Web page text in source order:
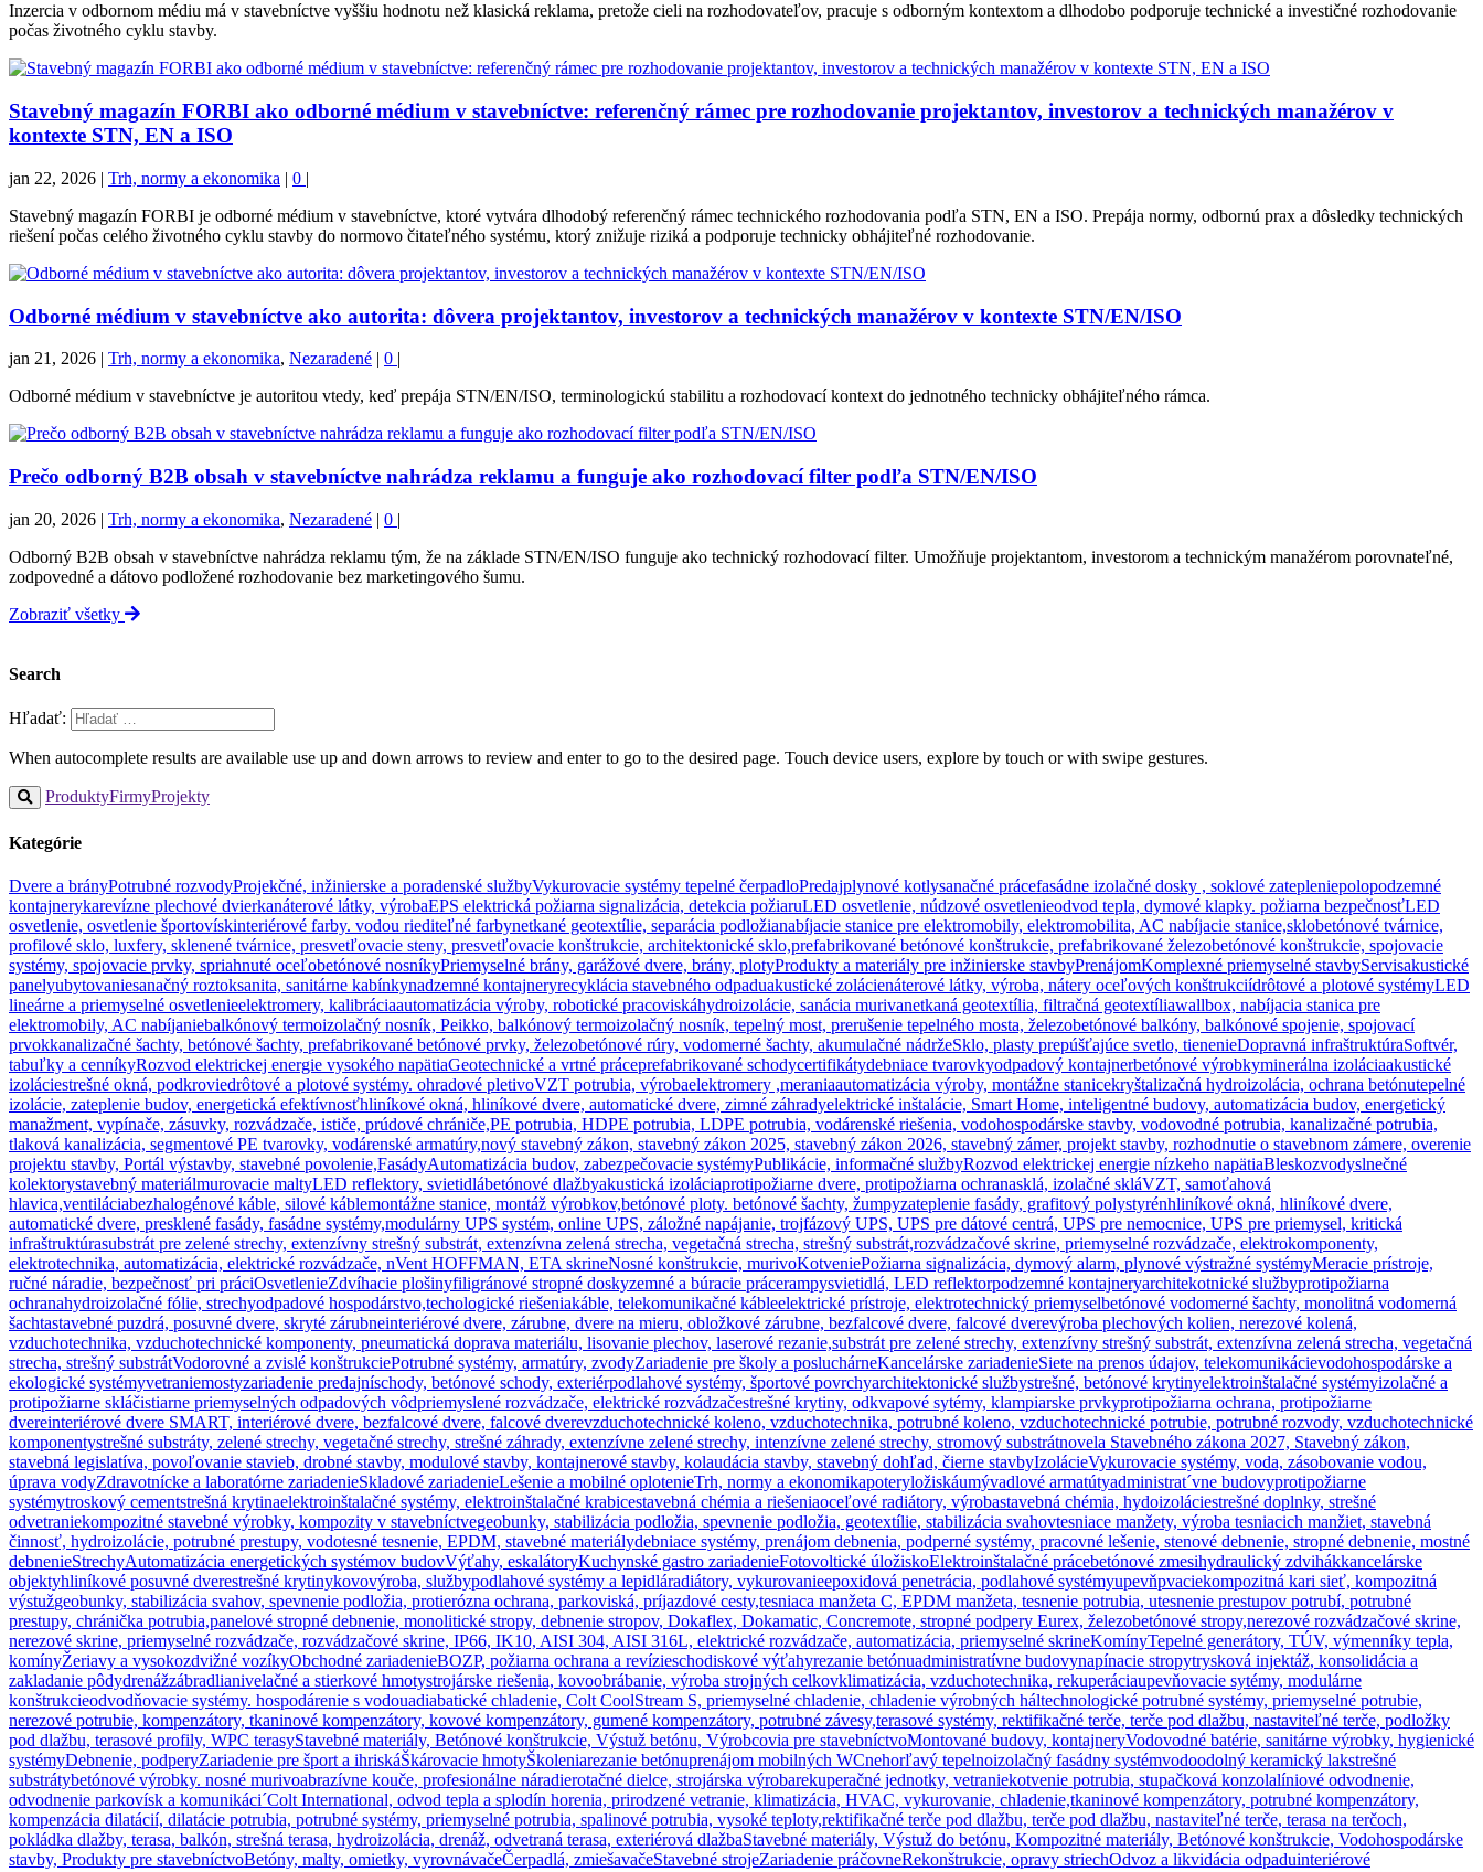
Inzercia v odbornom médiu má v stavebníctve vyššiu hodnotu než klasická reklama, pretože cieli na rozhodovateľov, pracuje s odborným kontextom a dlhodobo podporuje technické a investičné rozhodovanie
počas životného cyklu stavby.
Stavebný magazín FORBI ako odborné médium v stavebníctve: referenčný rámec pre rozhodovanie projektantov, investorov a technických manažérov v
kontexte STN, EN a ISO
jan 22, 2026 | Trh, normy a ekonomika | 0 |
Stavebný magazín FORBI je odborné médium v stavebníctve, ktoré vytvára dlhodobý referenčný rámec technického rozhodovania podľa STN, EN a ISO. Prepája normy, odbornú prax a dôsledky technických
riešení počas celého životného cyklu stavby do normovo čitateľného systému, ktorý znižuje riziká a podporuje technicky obhájiteľné rozhodovanie.
Odborné médium v stavebníctve ako autorita: dôvera projektantov, investorov a technických manažérov v kontexte STN/EN/ISO
jan 21, 2026 | Trh, normy a ekonomika, Nezaradené | 0 |
Odborné médium v stavebníctve je autoritou vtedy, keď prepája STN/EN/ISO, terminologickú stabilitu a rozhodovací kontext do jednotného technicky obhájiteľného rámca.
Prečo odborný B2B obsah v stavebníctve nahrádza reklamu a funguje ako rozhodovací filter podľa STN/EN/ISO
jan 20, 2026 | Trh, normy a ekonomika, Nezaradené | 0 |
Odborný B2B obsah v stavebníctve nahrádza reklamu tým, že na základe STN/EN/ISO funguje ako technický rozhodovací filter. Umožňuje projektantom, investorom a technickým manažérom porovnateľné,
zodpovedné a dátovo podložené rozhodovanie bez marketingového šumu.
Zobraziť všetky
Search
Hľadať:
When autocomplete results are available use up and down arrows to review and enter to go to the desired page. Touch device users, explore by touch or with swipe gestures.
ProduktyFirmyProjekty
Kategórie
Dvere a brányPotrubné rozvodyProjekčné, inžinierske a poradenské službyVykurovacie systémy tepelné čerpadloPredajplynové kotlysanačné prácefasádne izolačné dosky , soklové zatepleniepolopodzemné
kontajnerykarevízne plechové dvierkanáterové látky, výrobaEPS elektrická požiarna signalizácia, detekcia požiaruLED osvetlenie, núdzové osvetlenieodvod tepla, dymové klapky. požiarna bezpečnosťLED
osvetlenie, osvetlenie športovískinteriérové farby. vodou riediteľné farbynetkané geotextílie, separácia podložianabíjacie stanice pre elektromobily, elektromobilita, AC nabíjacie stanice,sklobetónové tvárnice,
profilové sklo, luxfery, sklenené tvárnice, presvetľovacie steny, presvetľovacie konštrukcie, architektonické sklo,prefabrikované betónové konštrukcie, prefabrikované železobetónové konštrukcie, spojovacie
systémy, spojovacie prvky, spriahnuté oceľobetónové nosníkyPriemyselné brány, garážové dvere, brány, plotyProdukty a materiály pre inžinierske stavbyPrenájomKomplexné priemyselné stavbyServisakustické
panelyubytovaniesanačný roztoksanita, sanitárne kabínkynadzemné kontajneryrecyklácia stavebného odpaduakustické zolácienáterové látky, výroba, nátery oceľových konštrukciídrôtové a plotové systémyLED
lineárne a priemyselné osvetlenieelektromery, kalibráciaautomatizácia výroby, robotické pracoviskáhydroizolácie, sanácia murivanetkaná geotextília, filtračná geotextíliawallbox, nabíjacia stanica pre
elektromobily, AC nabíjaniebalkónový termoizolačný nosník, Peikko, balkónový termoizolačný nosník, tepelný most, prerušenie tepelného mosta, železobetónové balkóny, balkónové spojenie, spojovací
prvokkanalizačné šachty, betónové šachty, prefabrikované betónové prvky, železobetónové rúry, vodomerné šachty, akumulačné nádržeSklo, plasty prepúšťajúce svetlo, tienenieDopravná infraštruktúraSoftvér,
tabuľky a cenníkyRozvod elektrickej energie vysokého napätiaGeotechnické a vrtné práceprefabrikované schodycertifikátydebniace tvarovkyodpadový kontajnerbetónové výrobkyminerálna izoláciaakustické
izoláciestrešné okná, podkroviedrôtové a plotové systémy. ohradové pletivoVZT potrubia, výrobaelektromery ,meraniaautomatizácia výroby, montážne stanicekryštalizačná hydroizolácia, ochrana betónutepelné
izolácie, zateplenie budov, energetická efektívnosťhliníkové okná, hliníkové dvere, automatické dvere, zimné záhradyelektrické inštalácie, Smart Home, inteligentné budovy, automatizácia budov, energetický
manažment, vypínače, zásuvky, rozvádzače, ističe, prúdové chrániče,PE potrubia, HDPE potrubia, LDPE potrubia, vodárenské riešenia, vodohospodárske stavby, vodovodné potrubia, kanalizačné potrubia,
tlaková kanalizácia, segmentové PE tvarovky, vodárenské armatúry,nový stavebný zákon, stavebný zákon 2025, stavebný zákon 2026, stavebný zámer, projekt stavby, rozhodnutie o stavebnom zámere, overenie
projektu stavby, Portál výstavby, stavebné povolenie,FasádyAutomatizácia budov, zabezpečovacie systémyPublikácie, informačné službyRozvod elektrickej energie nízkeho napätiaBleskozvodyslnečné
kolektorystavebný materiálmurovacie maltyLED reflektory, svietidlábetónové dlažbyakustická izoláciaprotipožiarne dvere, protipožiarna ochranasklá, izolačné skláVZT, samoťahová
hlavica,ventiláciabezhalogénové káble, silové káblemontážne stanice, montáž výrobkov,betónové ploty. betónové šachty, žumpyzateplenie fasády, grafitový polystyrénhliníkové okná, hliníkové dvere,
automatické dvere, presklené fasády, fasádne systémy,modulárny UPS systém, online UPS, záložné napájanie, trojfázový UPS, UPS pre dátové centrá, UPS pre nemocnice, UPS pre priemysel, kritická
infraštruktúrasubstrát pre zelené strechy, extenzívny strešný substrát, extenzívna zelená strecha, vegetačná strecha, strešný substrát,rozvádzačové skrine, priemyselné rozvádzače, elektrokomponenty,
elektrotechnika, automatizácia, elektrické rozvádzače, nVent HOFFMAN, ETA skrineNosné konštrukcie, murivoKotveniePožiarna signalizácia, dymový alarm, plynové výstražné systémyMeracie prístroje,
ručné náradie, bezpečnosť pri práciOsvetlenieZdvíhacie plošinyfiligránové stropné doskyzemné a búracie prácerampysvietidlá, LED reflektorpodzemné kontajneryarchitekotnické službyprotipožiarna
ochranahydroizolačné fólie, strechyodpadové hospodárstvo,techologické riešeniakáble, telekomunikačné kábleelektrické prístroje, elektrotechnický priemyselbetónové vodomerné šachty, monolitná vodomerná
šachtastavebné puzdrá, posuvné dvere, skryté zárubneinteriérové dvere, zárubne, dvere na mieru, obložkové zárubne, bezfalcové dvere, falcové dverevýroba plechových kolien, nerezové kolená,
vzduchotechnika, vzduchotechnické komponenty, pneumatická doprava materiálu, lisovanie plechov, laserové rezanie,substrát pre zelené strechy, extenzívny strešný substrát, extenzívna zelená strecha, vegetačná
strecha, strešný substrátVodorovné a zvislé konštrukciePotrubné systémy, armatúry, zvodyZariadenie pre školy a posluchárneKancelárske zariadenieSiete na prenos údajov, telekomunikácievodohospodárske a
ekologické systémyvetraniemostyzariadenie predajníschody, betónové schody, exteriérpodlahové systémy, športové povrchyarchitektonické službystrešné, betónové krytinyelektroinštalačné systémyizolačné a
protipožiarne skláčistiarne priemyselných odpadových vôdpriemyslené rozvádzače, elektrické rozvádzačestrešné krytiny, odkvapové sytémy, klampiarske prvkyprotipožiarna ochrana, protipožiarne
dvereinteriérové dvere SMART, interiérové dvere, bezfalcové dvere, falcové dverevzduchotechnické koleno, vzduchotechnika, potrubné koleno, vzduchotechnické potrubie, potrubné rozvody, vzduchotechnické
komponentystrešné substráty, zelené strechy, vegetačné strechy, strešné záhrady, extenzívne zelené strechy, intenzívne zelené strechy, stromový substrátnovela Stavebného zákona 2027, Stavebný zákon,
stavebná legislatíva, povoľovanie stavieb, drobné stavby, modulové stavby, kontajnerové stavby, kolaudácia stavby, stavebný dohľad, čierne stavbyIzolácieVykurovacie systémy, voda, zásobovanie vodou,
úprava vodyZdravotnícke a laboratórne zariadenieSkladové zariadenieLešenie a mobilné oplotenieTrh, normy a ekonomikapoteryložiskáumývadlové armatútyadministrat´vne budovyprotipožiarne
systémytroskový cementstrešná krytinaelektroinštalačné systémy, elektroinštalačné krabicestavebná chémia a riešeniaoceľové radiátory, výrobastavebná chémia, hydoizoláciestrešné doplnky, strešné
odvetraniekompozitné stavebné výrobky, kompozity v stavebníctvegeobunky, stabilizácia podložia, spevnenie podložia, geotextílie, stabilizácia svahovtesniace manžety, výroba tesniacich manžiet, stavebná
činnosť, hydroizolácie, potrubné prestupy, vodotesné tesnenie, EPDM, stavebné materiálydebniace systémy, prenájom debnenia, podperné systémy, pracovné lešenie, stenové debnenie, stropné debnenie, mostné
debnenieStrechyAutomatizácia energetických systémov budovVýťahy, eskalátoryKuchynské gastro zariadenieFotovoltické úložiskoElektroinštalačné prácebetónové zmesihydraulický zdvihákkancelárske
objektyhliníkové posuvné dverestrešné krytinykovovýroba, službypodlahové systémy a lepidláradiátory, vykurovanieepoxidová penetrácia, podlahové systémyupevňpvaciekompozitná kari sieť, kompozitná
výstužgeobunky, stabilizácia svahov, spevnenie podložia, protierózna ochrana, parkoviská, príjazdové cesty,tesniaca manžeta C, EPDM manžeta, tesnenie potrubia, utesnenie prestupov potrubí, potrubné
prestupy, chránička potrubia,panelové stropné debnenie, monolitické stropy, debnenie stropov, Dokaflex, Dokamatic, Concremote, stropné podpery Eurex, železobetónové stropy,nerezové rozvádzačové skrine,
nerezové skrine, priemyselné rozvádzače, rozvádzačové skrine, IP66, IK10, AISI 304, AISI 316L, elektrické rozvádzače, automatizácia, priemyselné skrineKomínyTepelné generátory, TÚV, výmenníky tepla,
komínyŽeriavy a vysokozdvižné vozíkyObchodné zariadenieBOZP, požiarna ochrana a revízieschodiskové výťahyrezanie betónuadministratívne budovynapínacie stropytrysková injektáž, konsolidácia a
zakladanie pôdydrenážzábradlianivelačné a stierkové hmotystrojárske riešenia, kovoobrábanie, výroba strojných celkovklimatizácia, vzduchotechnika, rekuperáciaupevňovacie sytémy, modulárne
konštrukcieodvodňovacie systémy. hospodárenie s vodouadiabatické chladenie, Colt CoolStream S, priemyselné chladenie, chladenie výrobných háltechnologické potrubné systémy, priemyselné potrubie,
nerezové potrubie, kompenzátory, tkaninové kompenzátory, kovové kompenzátory, gumené kompenzátory, potrubné závesy,terasové systémy, rektifikačné terče, terče pod dlažbu, nastaviteľné terče, podložky
pod dlažbu, terasové profily, WPC terasyStavebné materiály, Betónové konštrukcie, Výstuž betónu, Výrobcovia pre stavebníctvoMontované budovy, kontajneryVodovodné batérie, sanitárne výrobky, hygienické
systémyDebnenie, podperyZariadenie pre šport a ihriskáŠkárovacie hmotyŠkoleniarezanie betónuprenájom mobilných WCnehorľavý tepelnoizolačný fasádny systémvodoodolný keramický lakstrešné
substrátybetónové výrobky. nosné murivoabrazívne kouče, profesionálne náradierotačné dielce, strojárska výrobarekuperačné jednotky, vetraniekotvenie potrubia, stupačková konzolalíniové odvodnenie,
odvodnenie parkovísk a komunikáci´Colt International, odvod tepla a splodín horenia, prirodzené vetranie, klimatizácia, HVAC, vykurovanie, chladenie,tkaninové kompenzátory, potrubné kompenzátory,
kompenzácia dilatácií, dilatácie potrubia, potrubné systémy, priemyselné potrubia, spalinové potrubia, vysoké teploty,rektifikačné terče pod dlažbu, terče pod dlažbu, nastaviteľné terče, terasa na terčoch,
pokládka dlažby, terasa, balkón, strešná terasa, hydroizolácia, drenáž, odvetraná terasa, exteriérová dlažbaStavebné materiály, Výstuž do betónu, Kompozitné materiály, Betónové konštrukcie, Vodohospodárske
stavby, Produkty pre stavebníctvoBetóny, malty, omietky, vyrovnávačeČerpadlá, zmiešavačeStavebné strojeZariadenie práčovneRekonštrukcie, opravy striechOdvoz a likvidácia odpaduinteriérové